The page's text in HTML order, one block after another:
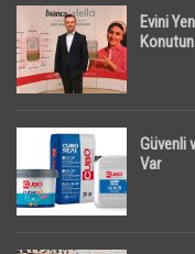
Evini
Güvenli
Var